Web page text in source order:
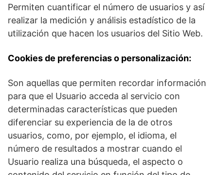
Permiten cuantificar el número de usuarios y así
realizar la medición y análisis estadístico de la
utilización que hacen los usuarios del Sitio Web.
Cookies de preferencias o personalización:
Son aquellas que permiten recordar información
para que el Usuario acceda al servicio con
determinadas características que pueden
diferenciar su experiencia de la de otros
usuarios, como, por ejemplo, el idioma, el
número de resultados a mostrar cuando el
Usuario realiza una búsqueda, el aspecto o